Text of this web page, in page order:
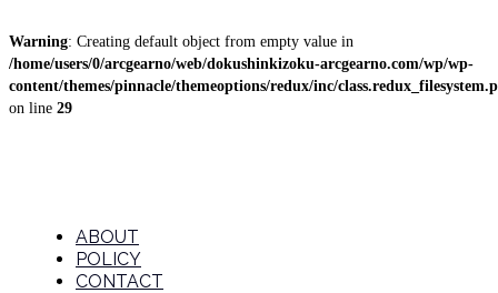
Warning: Creating default object from empty value in
/home/users/0/arcgearno/web/dokushinkizoku-arcgearno.com/wp/wp-
content/themes/pinnacle/themeoptions/redux/inc/
on line 29
ABOUT
ABOUT
POLICY
CONTACT